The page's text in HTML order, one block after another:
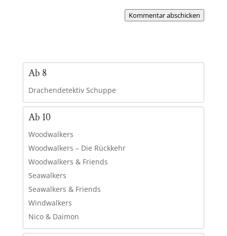
Kommentar abschicken
Ab 8
Drachendetektiv Schuppe
Ab 10
Woodwalkers
Woodwalkers – Die Rückkehr
Woodwalkers & Friends
Seawalkers
Seawalkers & Friends
Windwalkers
Nico & Daimon